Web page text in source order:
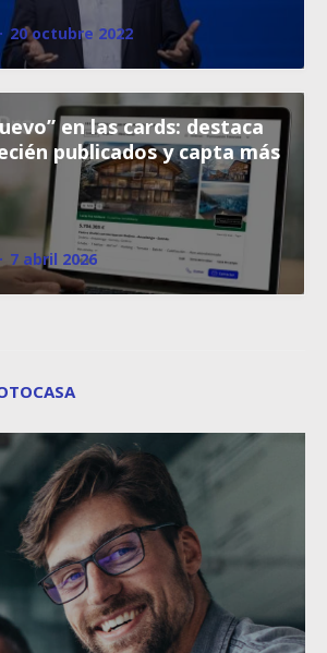
· 20 octubre 2022
en las cards: destaca
publicados y capta más
· 7 abril 2026